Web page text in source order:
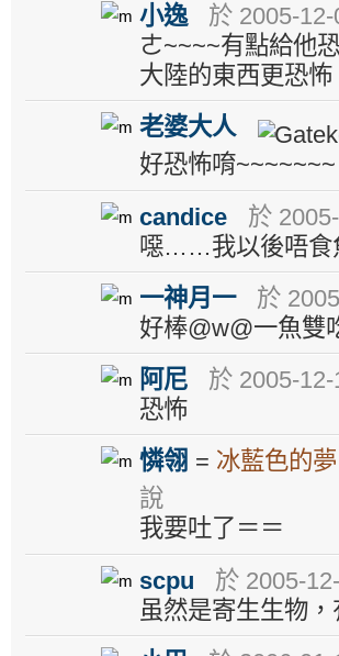
小逸
於 2005-
ㄜ~~~~有點給他
大陸的東西更恐怖
老婆大人
好恐怖唷~~~~~~~
candice
於
噁……我以後唔
一神月一
於
好棒@w@一魚雙
阿尼
於 2005-
恐怖
憐翎 = 冰藍色的夢
說
我要吐了＝＝
scpu
於 2005-
虽然是寄生生物